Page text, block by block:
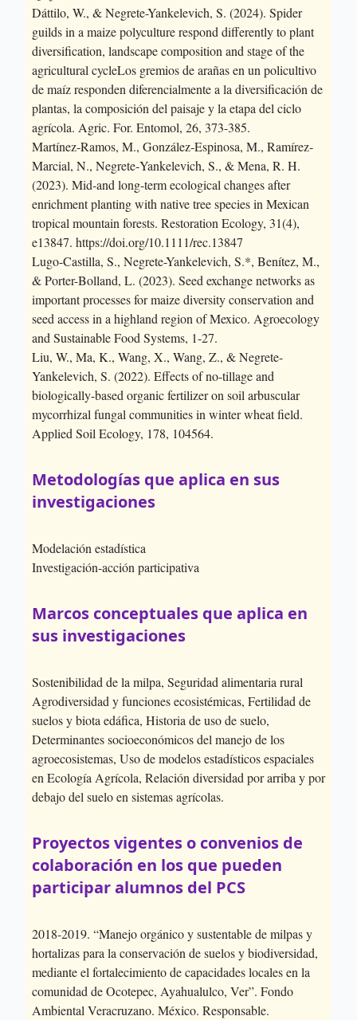
Dáttilo, W., & Negrete-Yankelevich, S. (2024). Spider
guilds in a maize polyculture respond differently to plant
diversification, landscape composition and stage of the
agricultural cycleLos gremios de arañas en un policultivo
de maíz responden diferencialmente a la diversificación de
plantas, la composición del paisaje y la etapa del ciclo
agrícola. Agric. For. Entomol, 26, 373-385.
Martínez‐Ramos, M., González‐Espinosa, M., Ramírez‐
Marcial, N., Negrete‐Yankelevich, S., & Mena, R. H.
(2023). Mid‐and long‐term ecological changes after
enrichment planting with native tree species in Mexican
tropical mountain forests. Restoration Ecology, 31(4),
e13847. https://doi.org/10.1111/rec.13847
Lugo-Castilla, S., Negrete-Yankelevich, S.*, Benítez, M.,
& Porter-Bolland, L. (2023). Seed exchange networks as
important processes for maize diversity conservation and
seed access in a highland region of Mexico. Agroecology
and Sustainable Food Systems, 1-27.
Liu, W., Ma, K., Wang, X., Wang, Z., & Negrete-
Yankelevich, S. (2022). Effects of no-tillage and
biologically-based organic fertilizer on soil arbuscular
mycorrhizal fungal communities in winter wheat field.
Applied Soil Ecology, 178, 104564.
Metodologías que aplica en sus
investigaciones
Modelación estadística
Investigación-acción participativa
Marcos conceptuales que aplica en
sus investigaciones
Sostenibilidad de la milpa, Seguridad alimentaria rural
Agrodiversidad y funciones ecosistémicas, Fertilidad de
suelos y biota edáfica, Historia de uso de suelo,
Determinantes socioeconómicos del manejo de los
agroecosistemas, Uso de modelos estadísticos espaciales
en Ecología Agrícola, Relación diversidad por arriba y por
debajo del suelo en sistemas agrícolas.
Proyectos vigentes o convenios de
colaboración en los que pueden
participar alumnos del PCS
2018-2019. “Manejo orgánico y sustentable de milpas y
hortalizas para la conservación de suelos y biodiversidad,
mediante el fortalecimiento de capacidades locales en la
comunidad de Ocotepec, Ayahualulco, Ver”. Fondo
Ambiental Veracruzano. México. Responsable.